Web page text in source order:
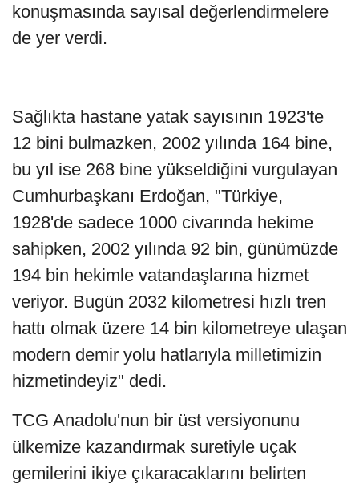
konuşmasında sayısal değerlendirmelere
de yer verdi.
Sağlıkta hastane yatak sayısının 1923'te
12 bini bulmazken, 2002 yılında 164 bine,
bu yıl ise 268 bine yükseldiğini vurgulayan
Cumhurbaşkanı Erdoğan, "Türkiye,
1928'de sadece 1000 civarında hekime
sahipken, 2002 yılında 92 bin, günümüzde
194 bin hekimle vatandaşlarına hizmet
veriyor. Bugün 2032 kilometresi hızlı tren
hattı olmak üzere 14 bin kilometreye ulaşan
modern demir yolu hatlarıyla milletimizin
hizmetindeyiz" dedi.
TCG Anadolu'nun bir üst versiyonunu
ülkemize kazandırmak suretiyle uçak
gemilerini ikiye çıkaracaklarını belirten